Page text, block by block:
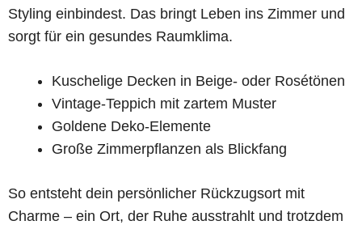
Styling einbindest. Das bringt Leben ins Zimmer und
sorgt für ein gesundes Raumklima.
Kuschelige Decken in Beige- oder Rosétönen
Vintage-Teppich mit zartem Muster
Goldene Deko-Elemente
Große Zimmerpflanzen als Blickfang
So entsteht dein persönlicher Rückzugsort mit
Charme – ein Ort, der Ruhe ausstrahlt und trotzdem